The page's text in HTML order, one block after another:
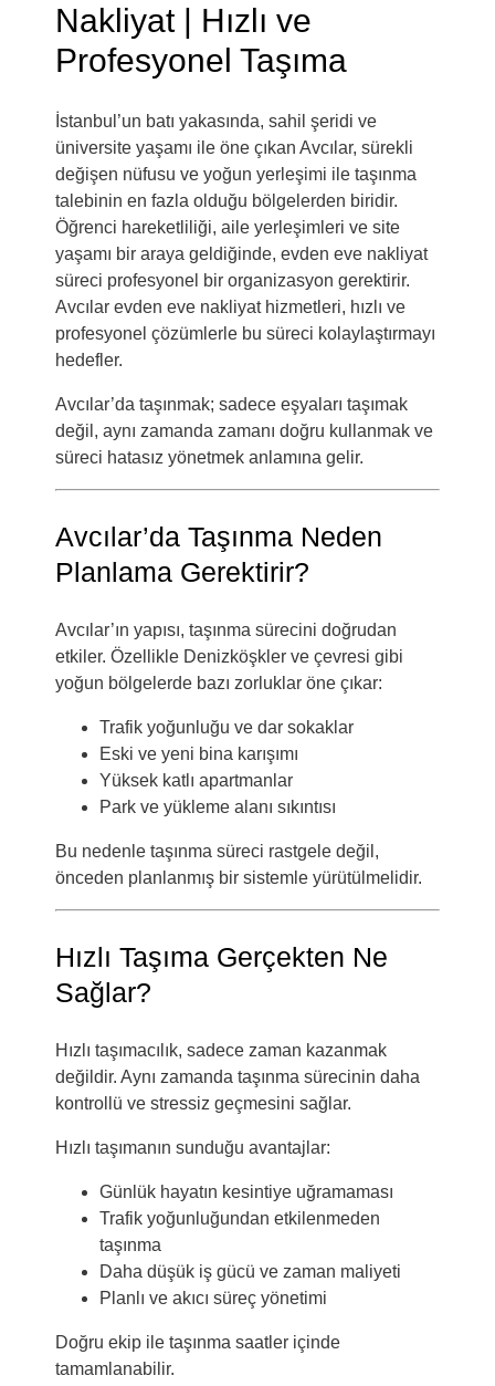
Nakliyat | Hızlı ve
Profesyonel Taşıma
İstanbul’un batı yakasında, sahil şeridi ve
üniversite yaşamı ile öne çıkan Avcılar, sürekli
değişen nüfusu ve yoğun yerleşimi ile taşınma
talebinin en fazla olduğu bölgelerden biridir.
Öğrenci hareketliliği, aile yerleşimleri ve site
yaşamı bir araya geldiğinde, evden eve nakliyat
süreci profesyonel bir organizasyon gerektirir.
Avcılar evden eve nakliyat hizmetleri, hızlı ve
profesyonel çözümlerle bu süreci kolaylaştırmayı
hedefler.
Avcılar’da taşınmak; sadece eşyaları taşımak
değil, aynı zamanda zamanı doğru kullanmak ve
süreci hatasız yönetmek anlamına gelir.
Avcılar’da Taşınma Neden
Planlama Gerektirir?
Avcılar’ın yapısı, taşınma sürecini doğrudan
etkiler. Özellikle Denizköşkler ve çevresi gibi
yoğun bölgelerde bazı zorluklar öne çıkar:
Trafik yoğunluğu ve dar sokaklar
Eski ve yeni bina karışımı
Yüksek katlı apartmanlar
Park ve yükleme alanı sıkıntısı
Bu nedenle taşınma süreci rastgele değil,
önceden planlanmış bir sistemle yürütülmelidir.
Hızlı Taşıma Gerçekten Ne
Sağlar?
Hızlı taşımacılık, sadece zaman kazanmak
değildir. Aynı zamanda taşınma sürecinin daha
kontrollü ve stressiz geçmesini sağlar.
Hızlı taşımanın sunduğu avantajlar:
Günlük hayatın kesintiye uğramaması
Trafik yoğunluğundan etkilenmeden
taşınma
Daha düşük iş gücü ve zaman maliyeti
Planlı ve akıcı süreç yönetimi
Doğru ekip ile taşınma saatler içinde
tamamlanabilir.